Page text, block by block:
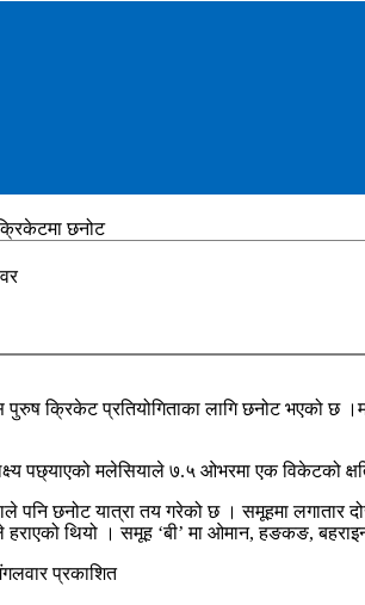
छनोट
पुरुष क्रिकेट प्रतियोगिताका लागि छनोट भएको छ
पछ्याएको मलेसियाले ७.५ ओभरमा एक विकेटको
पनि छनोट यात्रा तय गरेको छ । समूहमा लगातार
थियो । समूह ‘बी’ मा ओमान, हङकङ,
प्रकाशित